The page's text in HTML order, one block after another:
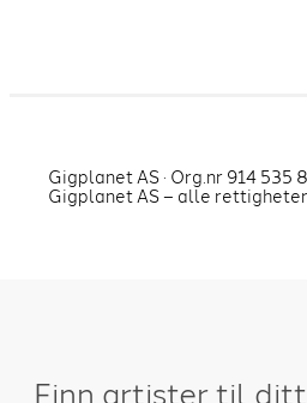
Gigplanet AS · Org.nr 914 535
Gigplanet AS – alle rettigheter
Finn artister til